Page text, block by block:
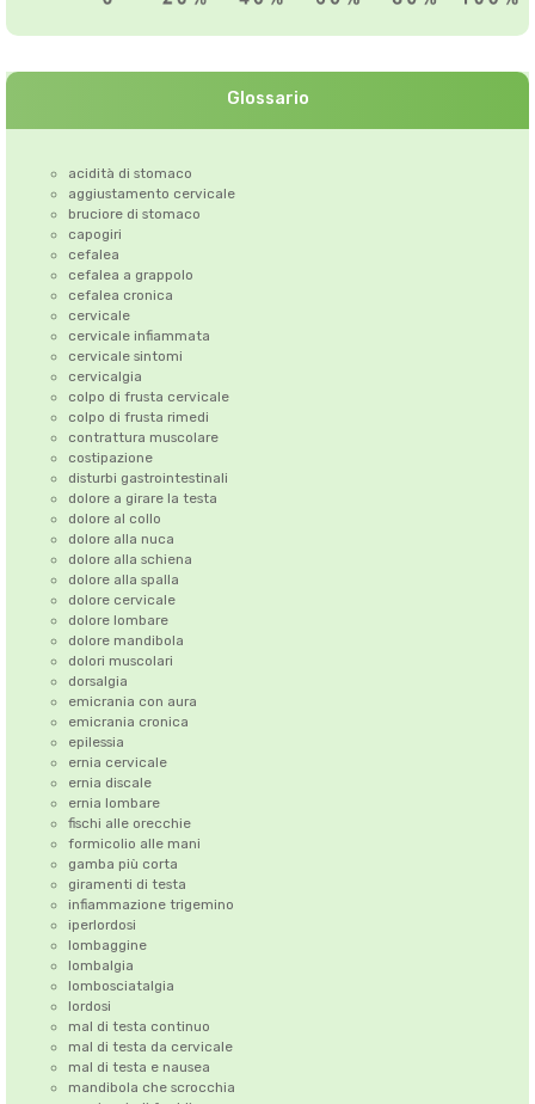
Glossario
acidità di stomaco
aggiustamento cervicale
bruciore di stomaco
capogiri
cefalea
cefalea a grappolo
cefalea cronica
cervicale
cervicale infiammata
cervicale sintomi
cervicalgia
colpo di frusta cervicale
colpo di frusta rimedi
contrattura muscolare
costipazione
disturbi gastrointestinali
dolore a girare la testa
dolore al collo
dolore alla nuca
dolore alla schiena
dolore alla spalla
dolore cervicale
dolore lombare
dolore mandibola
dolori muscolari
dorsalgia
emicrania con aura
emicrania cronica
epilessia
ernia cervicale
ernia discale
ernia lombare
fischi alle orecchie
formicolio alle mani
gamba più corta
giramenti di testa
infiammazione trigemino
iperlordosi
lombaggine
lombalgia
lombosciatalgia
lordosi
mal di testa continuo
mal di testa da cervicale
mal di testa e nausea
mandibola che scrocchia